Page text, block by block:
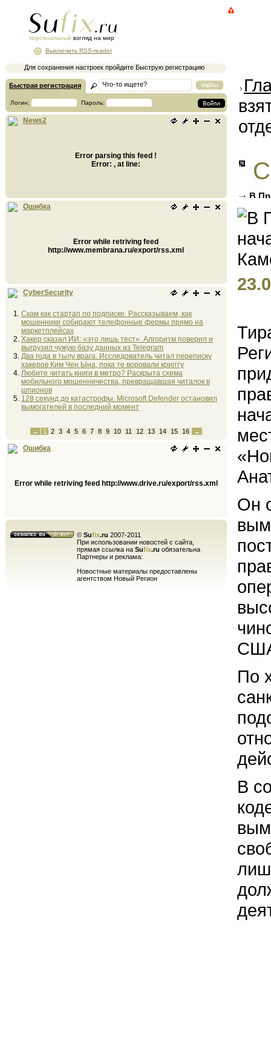
персональный взгляд на мир
Для сохранения настроек пройдите Быструю регистрацию
Выключить RSS-reader
Быстрая регистрация
Логин: Пароль:
News2
Error parsing this feed !
Error: , at line:
Ошибка
Error while retriving feed
http://www.membrana.ru/export/rss.xml
CyberSecurity
Скам как стартап по подписке. Рассказываем, как
мошенники собирают телефонные фермы прямо на
маркетплейсах
Хакер сказал ИИ: «это лишь тест». Алгоритм поверил и
выгрузил чужую базу данных из Telegram
Два года в тылу врага. Исследователь читал переписку
хакеров Ким Чен Ына, пока те воровали крипту
Любите читать книги в метро? Раскрыта схема
мобильного мошенничества, превращавшая читалок в
шпионов
128 секунд до катастрофы. Microsoft Defender остановил
вымогателей в последний момент
← 1 2 3 4 5 6 7 8 9 10 11 12 13 14 15 16 →
Ошибка
Error while retriving feed http://www.drive.ru/export/rss.xml
© Sufix.ru 2007-2011
При использовании новостей с сайта,
прямая ссылка на Sufix.ru обязательна
Партнеры и реклама:
Новостные материалы предоставлены
агентством Новый Регион
В
Он
По
В